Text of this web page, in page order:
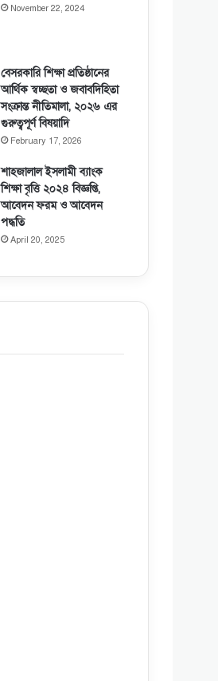
November 22, 2024
বেসরকারি শিক্ষা প্রতিষ্ঠানের
আর্থিক স্বচ্ছতা ও জবাবদিহিতা
সংক্রান্ত নীতিমালা, ২০২৬ এর
গুরুত্বপূর্ণ বিষয়াদি
February 17, 2026
শাহজালাল ইসলামী ব্যাংক
শিক্ষা বৃত্তি ২০২৪ বিজ্ঞপ্তি,
আবেদন ফরম ও আবেদন
পদ্ধতি
April 20, 2025